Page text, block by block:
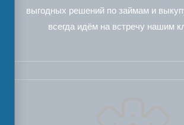
выгодных решений по займам и
всегда идём на встречу нашим